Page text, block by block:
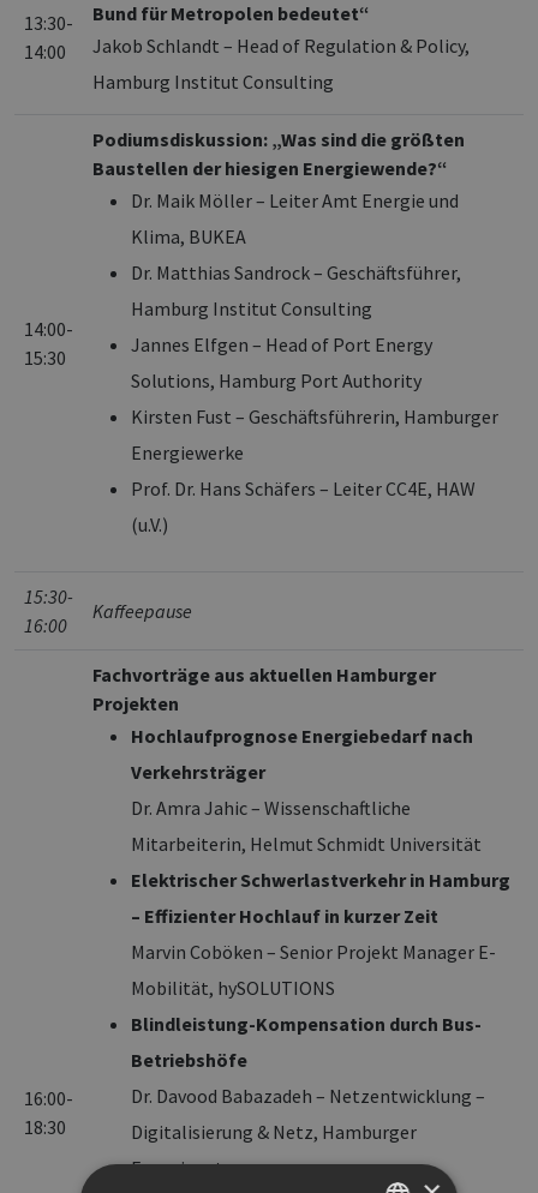
13:30-
14:00
Bund für Metropolen bedeutet“
Jakob Schlandt – Head of Regulation & Policy,
Hamburg Institut Consulting
14:00-
15:30
Podiumsdiskussion: „Was sind die größten
Baustellen der hiesigen Energiewende?“
Dr. Maik Möller – Leiter Amt Energie und
Klima, BUKEA
Dr. Matthias Sandrock – Geschäftsführer,
Hamburg Institut Consulting
Jannes Elfgen – Head of Port Energy
Solutions, Hamburg Port Authority
Kirsten Fust – Geschäftsführerin, Hamburger
Energiewerke
Prof. Dr. Hans Schäfers – Leiter CC4E, HAW
(u.V.)
15:30-
16:00
Kaffeepause
16:00-
18:30
Fachvorträge aus aktuellen Hamburger
Projekten
Hochlaufprognose Energiebedarf nach
Verkehrsträger
Dr. Amra Jahic – Wissenschaftliche
Mitarbeiterin, Helmut Schmidt Universität
Elektrischer Schwerlastverkehr in Hamburg
– Effizienter Hochlauf in kurzer Zeit
Marvin Coböken – Senior Projekt Manager E-
Mobilität, hySOLUTIONS
Blindleistung-Kompensation durch Bus-
Betriebshöfe
Dr. Davood Babazadeh – Netzentwicklung –
Digitalisierung & Netz, Hamburger
Energienetze